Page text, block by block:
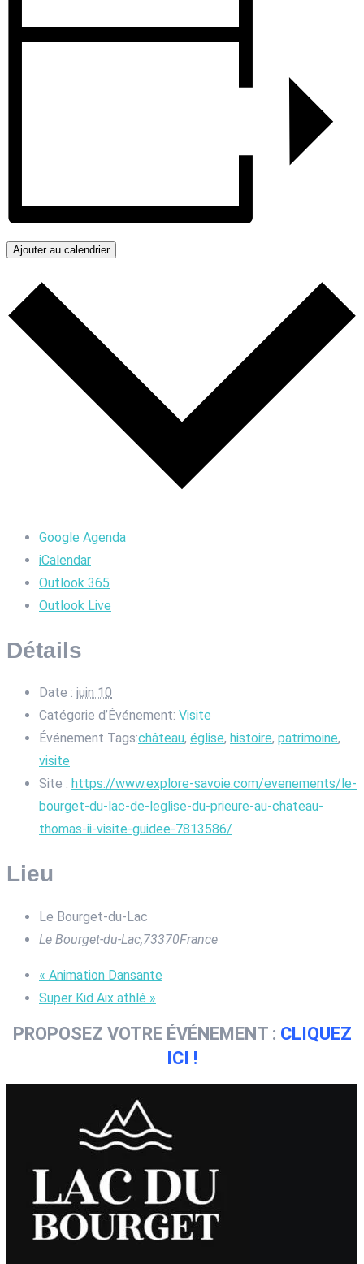
Ajouter au calendrier
Google Agenda
iCalendar
Outlook 365
Outlook Live
Détails
Date : juin 10
Catégorie d’Événement: Visite
Événement Tags:château, église, histoire, patrimoine,
visite
Site : https://www.explore-savoie.com/evenements/le-
bourget-du-lac-de-leglise-du-prieure-au-chateau-
thomas-ii-visite-guidee-7813586/
Lieu
Le Bourget-du-Lac
Le Bourget-du-Lac,73370France
« Animation Dansante
Super Kid Aix athlé »
PROPOSEZ VOTRE ÉVÉNEMENT : CLIQUEZ
ICI !